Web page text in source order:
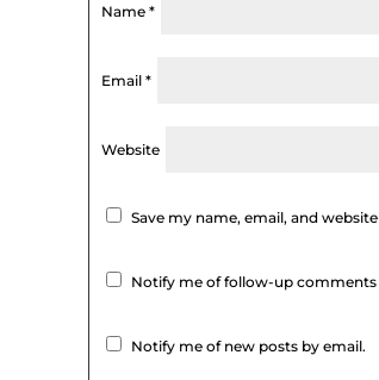
Name *
Email *
Website
Save my name, email, and
Notify me of follow-up comments
Notify me of new posts by email.